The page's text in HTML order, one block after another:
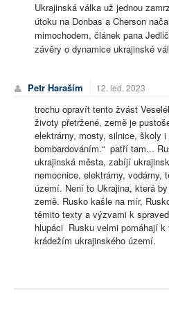
Ukrajinská válka už jednou
útoku na Donbas a Cherson
mimochodem, článek pana
závěry o dynamice ukrajinské
Petr Haraším 12. led. 2023
trochu opravít tento žvást
životy přetržené, země je
elektrárny, mosty, silnice, školy
bombardováním.“ patří tam...
ukrajinská města, zabíjí
nemocnice, elektrárny, vodárny,
území. Není to Ukrajina, která
země. Rusko kašle na mír,
těmito texty a výzvami k
hlupáci Rusku velmi pomáhají
krádežím ukrajinského území.